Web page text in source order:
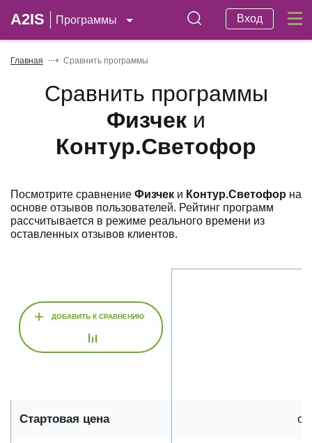
A2IS Программы Вход
Главная Сравнить программы
Сравнить программы
Физчек и
Контур.Светофор
Посмотрите сравнение Физчек и Контур.Светофор на
основе отзывов пользователей. Рейтинг программ
рассчитывается в режиме реального времени из
оставленных отзывов клиентов.
+ ДОБАВИТЬ К СРАВНЕНИЮ
Стартовая цена